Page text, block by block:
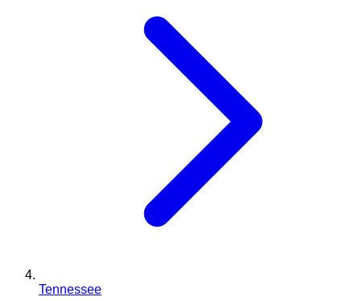
Tennessee